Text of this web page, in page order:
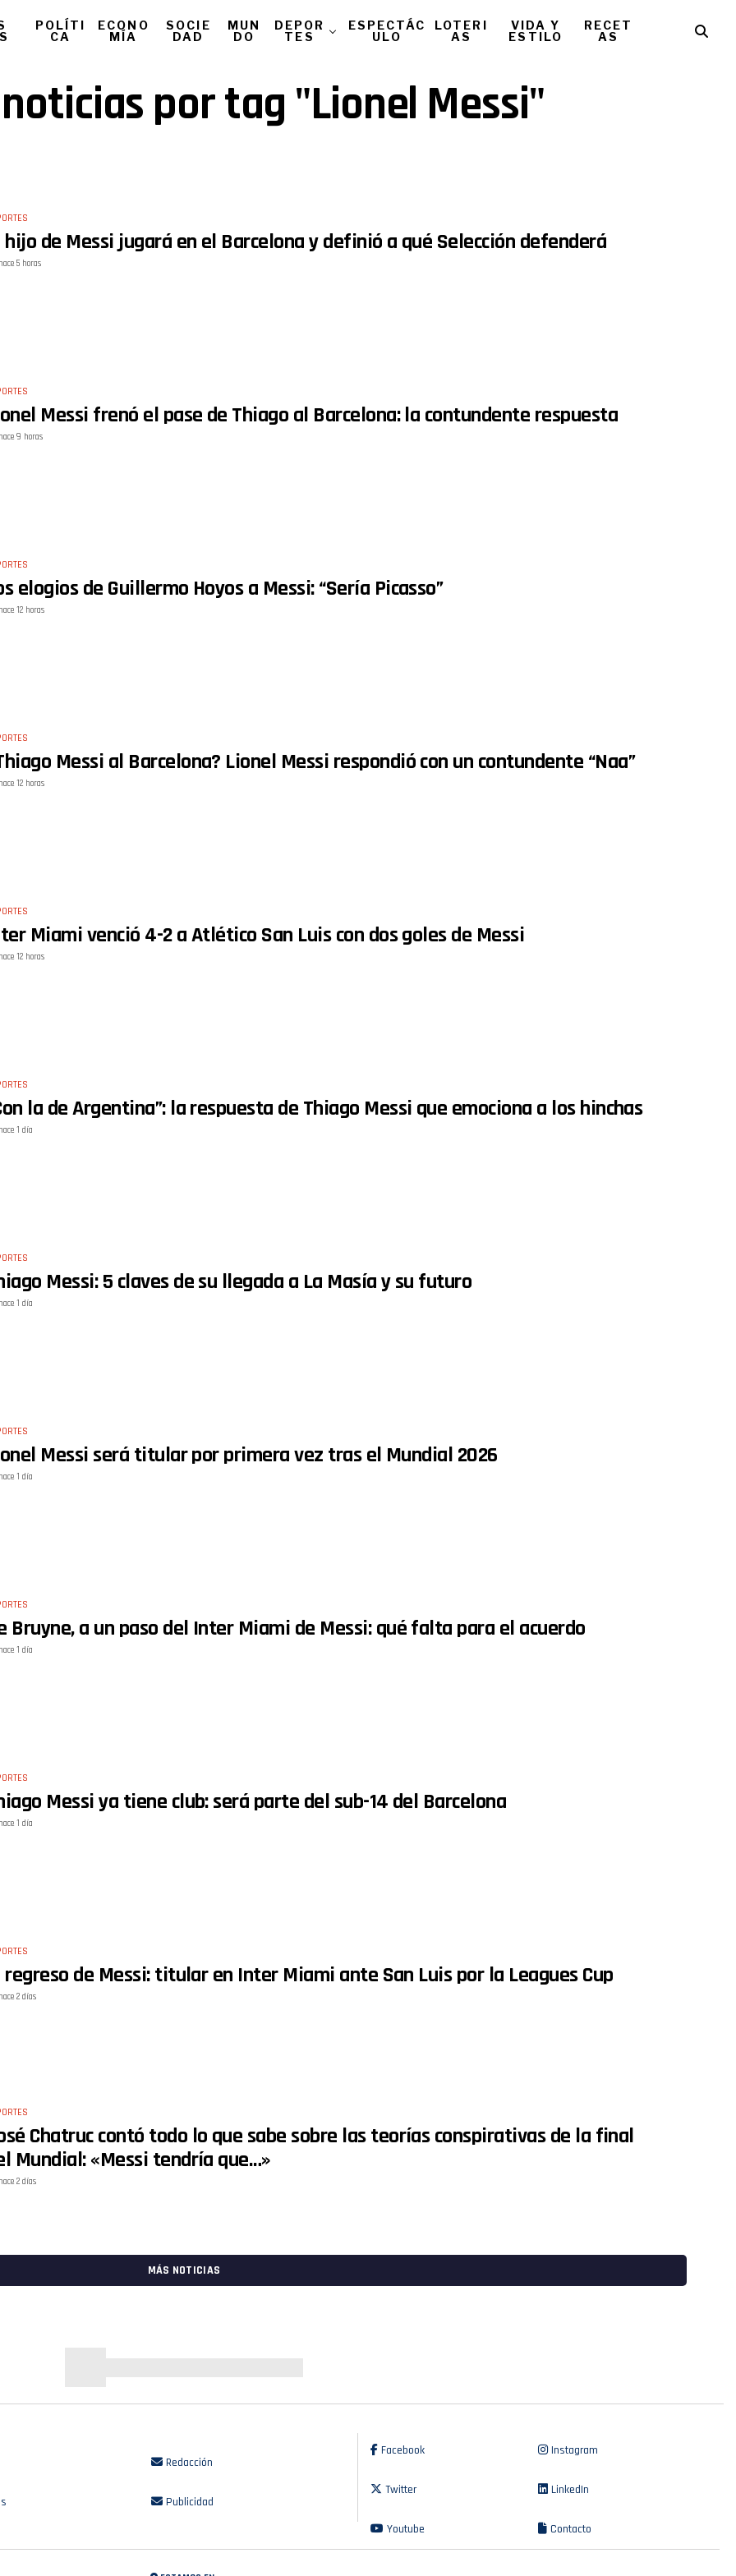
POLÍTI
CA
ECONO
MÍA
SOCIE
DAD
MUN
DO
DEPOR
TES
ESPECTÁC
ULO
LOTERI
AS
VIDA Y
ESTILO
RECET
AS
por tag "Lionel Messi"
hijo de Messi jugará en el Barcelona y definió a qué Selección defenderá
hace 5 horas
Messi frenó el pase de Thiago al Barcelona: la contundente respuesta
hace 9 horas
elogios de Guillermo Hoyos a Messi: “Sería Picasso”
hace 12 horas
Messi al Barcelona? Lionel Messi respondió con un contundente “Naa”
hace 12 horas
Miami venció 4-2 a Atlético San Luis con dos goles de Messi
hace 12 horas
la de Argentina”: la respuesta de Thiago Messi que emociona a los hinchas
hace 1 día
Messi: 5 claves de su llegada a La Masía y su futuro
hace 1 día
Messi será titular por primera vez tras el Mundial 2026
hace 1 día
Bruyne, a un paso del Inter Miami de Messi: qué falta para el acuerdo
hace 1 día
Messi ya tiene club: será parte del sub-14 del Barcelona
hace 1 día
regreso de Messi: titular en Inter Miami ante San Luis por la Leagues Cup
hace 2 días
Chatruc contó todo lo que sabe sobre las teorías conspirativas de la final
Mundial: «Messi tendría que…»
hace 2 días
MÁS NOTICIAS
Redacción
Publicidad
Facebook Instagram
Twitter LinkedIn
Youtube Contacto